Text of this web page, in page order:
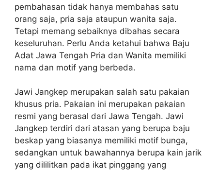
pembahasan tidak hanya membahas satu
orang saja, pria saja ataupun wanita saja.
Tetapi memang sebaiknya dibahas secara
keseluruhan. Perlu Anda ketahui bahwa Baju
Adat Jawa Tengah Pria dan Wanita memiliki
nama dan motif yang berbeda.
Jawi Jangkep merupakan salah satu pakaian
khusus pria. Pakaian ini merupakan pakaian
resmi yang berasal dari Jawa Tengah. Jawi
Jangkep terdiri dari atasan yang berupa baju
beskap yang biasanya memiliki motif bunga,
sedangkan untuk bawahannya berupa kain jarik
yang dililitkan pada ikat pinggang yang